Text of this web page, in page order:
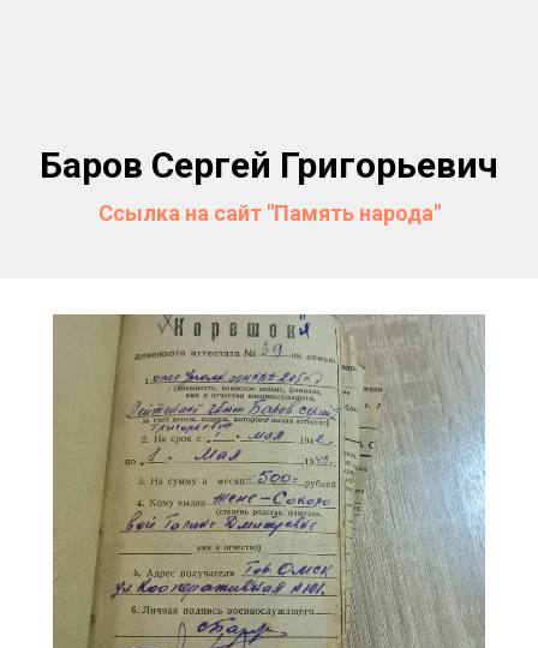
Баров Сергей Григорьевич
Ссылка на сайт "Память народа"